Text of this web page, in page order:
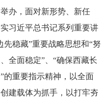
办，面对新形势、新任
习近平总书记系列重要讲
稳藏”重要战略思想和“努
全面稳定”、“确保西藏长
的重要指示精神，以全面
建载体为抓手，以打牢夯